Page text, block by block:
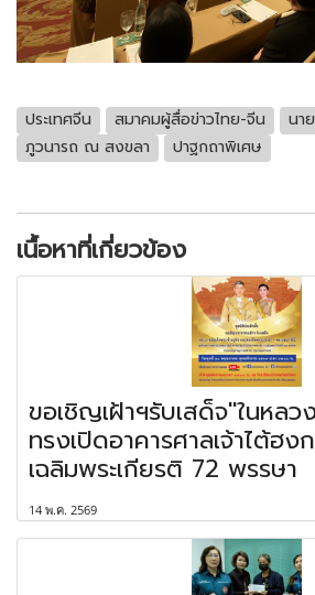
ประเทศจีน สมาคมผู้สื่อข่าวไทย-จีน
นา
ภูวนารถ ณ สงขลา
ปาฐกถาพิเศษ
เนื้อหาที่เกี่ยวข้อง
ขอเชิญเฝ้าฯรับเสด็จ"ในหลว
ทรงเปิดอาคารศาลเจ้าไต้ฮ
เฉลิมพระเกียรติ 72 พรรษา
14 พ.ค. 2569